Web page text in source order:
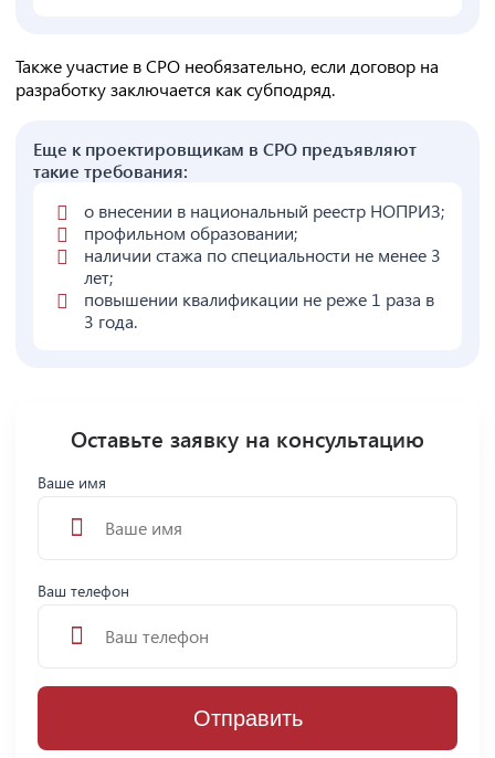
Также участие в СРО необязательно, если договор на
разработку заключается как субподряд.
Еще к проектировщикам в СРО предъявляют
такие требования:
о внесении в национальный реестр НОПРИЗ;
профильном образовании;
наличии стажа по специальности не менее 3
лет;
повышении квалификации не реже 1 раза в
3 года.
Оставьте заявку на консультацию
Ваше имя
Ваш телефон
Отправить